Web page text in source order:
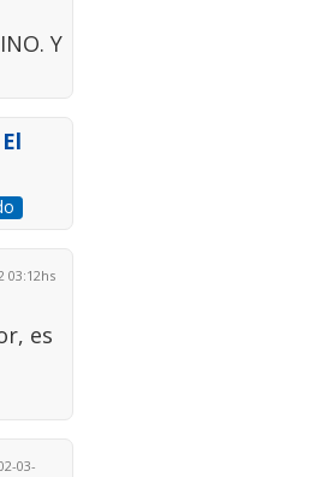
Y
03:12hs
es
03-